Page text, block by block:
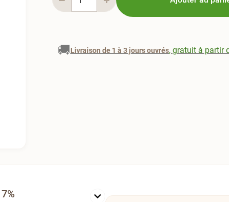
🚚Livraison de 1 à 3 jours ouvrés, gratuit à partir